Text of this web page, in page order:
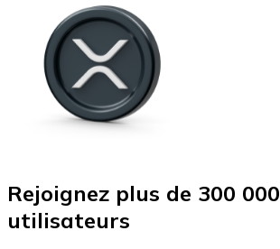
Rejoignez plus de 300 000
utilisateurs